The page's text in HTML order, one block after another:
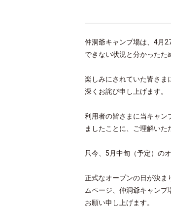
仲洞爺キャンプ場は、4月
できない状況と分かったた
楽しみにされていた皆さま
深くお詫び申し上げます。
利用者の皆さまに当キャン
ましたことに、ご理解いた
只今、5 月中旬（予定）の
正式なオープンの日が決ま
ムページ、仲洞爺キャン
お願い申し上げます。